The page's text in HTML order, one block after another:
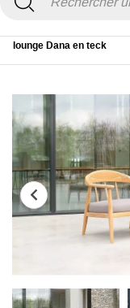
lounge Dana en teck